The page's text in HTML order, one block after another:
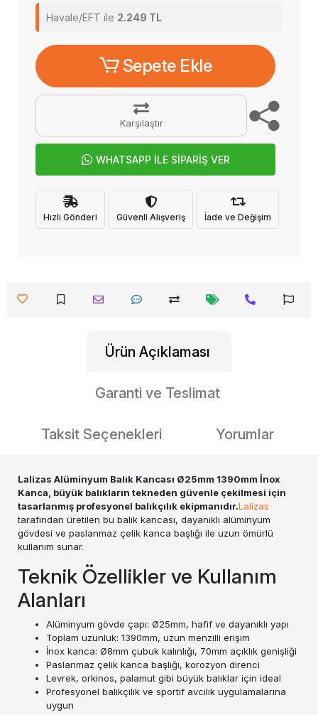
Havale/EFT ile 2.249 TL
Sepete Ekle
Karşılaştır
WHATSAPP İLE SİPARİŞ VER
Hızlı Gönderi Güvenli Alışveriş İade ve Değişim
Ürün Açıklaması
Garanti ve Teslimat
Taksit Seçenekleri Yorumlar
Lalizas Alüminyum Balık Kancası Ø25mm 1390mm İnox
Kanca, büyük balıkların tekneden güvenle çekilmesi için
tasarlanmış profesyonel balıkçılık ekipmanıdır.Lalizas
tarafından üretilen bu balık kancası, dayanıklı alüminyum
gövdesi ve paslanmaz çelik kanca başlığı ile uzun ömürlü
kullanım sunar.
Teknik Özellikler ve Kullanım
Alanları
Alüminyum gövde çapı: Ø25mm, hafif ve dayanıklı yapı
Toplam uzunluk: 1390mm, uzun menzilli erişim
İnox kanca: Ø8mm çubuk kalınlığı, 70mm açıklık genişliği
Paslanmaz çelik kanca başlığı, korozyon direnci
Levrek, orkinos, palamut gibi büyük balıklar için ideal
Profesyonel balıkçılık ve sportif avcılık uygulamalarına
uygun